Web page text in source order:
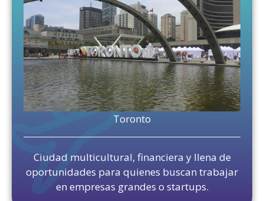
Toronto
Ciudad multicultural, financiera y llena de
oportunidades para quienes buscan trabajar
en empresas grandes o startups.